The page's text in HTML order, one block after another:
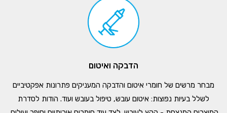
הדבקה ואיטום
מבחר מרשים של חומרי איטום והדבקה המעניקים פתרונות אפקטיביים
לשלל בעיות נפוצות: איטום עובש, טיפול בעובש ועוד. הודות לסדרת